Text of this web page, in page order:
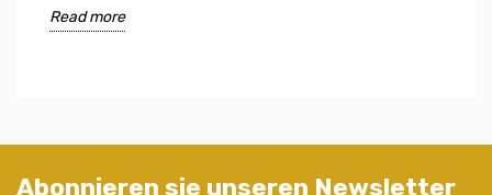
Read more
Abonnieren sie unseren Newsletter